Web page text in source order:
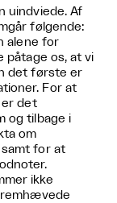
uindviede. Af
følgende:
alene for
påtage os, at vi
det første er
For at
er det
og tilbage i
om
for at
ikke